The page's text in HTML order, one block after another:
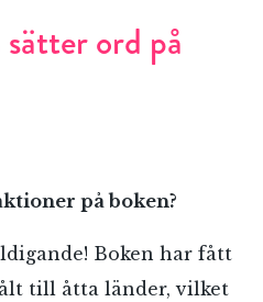
ord på
på boken?
Boken har fått
till åtta länder, vilket